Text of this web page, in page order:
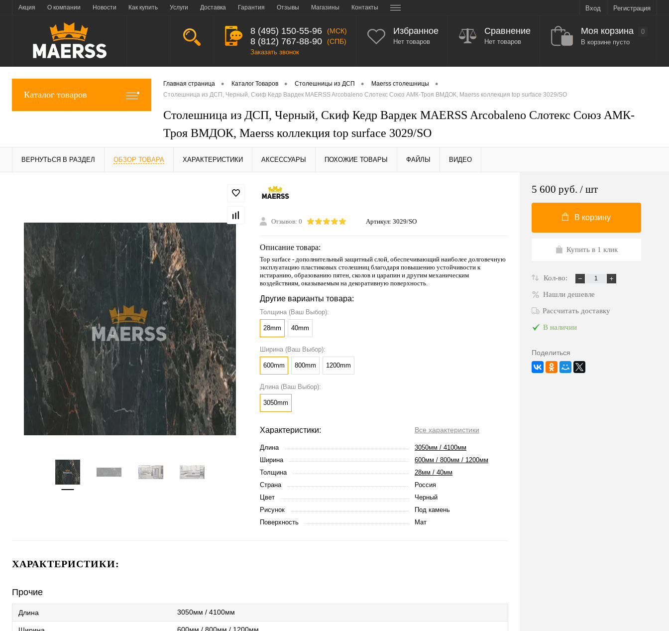
Акция О компании Новости Как купить Услуги Доставка Гарантия Отзывы Магазины Контакты Вход Регистрация
8 (495) 150-55-96 (МСК)
8 (812) 767-88-90 (СПБ)
Заказать звонок
Избранное
Нет товаров
Сравнение
Нет товаров
Моя корзина
0
В корзине пусто
Каталог товаров
Главная страница • Каталог Товаров • Столешницы из ДСП • Maerss столешницы •
Столешница из ДСП, Черный, Скиф Кедр Вардек MAERSS Arcobaleno Слотекс Союз АМК-Троя ВМДОК, Maerss коллекция top surface 3029/SO
Столешница из ДСП, Черный, Скиф Кедр Вардек MAERSS Arcobaleno Слотекс Союз АМК-
Троя ВМДОК, Maerss коллекция top surface 3029/SO
ВЕРНУТЬСЯ В РАЗДЕЛ ОБЗОР ТОВАРА ХАРАКТЕРИСТИКИ АКСЕССУАРЫ ПОХОЖИЕ ТОВАРЫ ФАЙЛЫ ВИДЕО
Отзывов: 0 Артикул: 3029/SO
Описание товара:
Тоp surface - дополнительный защитный слой, обеспечивающий наиболее долговечную
эксплуатацию пластиковых столешниц благодаря повышению устойчивости к
истиранию, образованию пятен, сколов и царапин и другим механическим
воздействиям, оказываемым на декоративную поверхность.
Другие варианты товара:
Толщина (Ваш Выбор):
28mm 40mm
Ширина (Ваш Выбор):
600mm 800mm 1200mm
Длина (Ваш Выбор):
3050mm
Характеристики: Все характеристики
Длина
3050мм / 4100мм
Ширина
600мм / 800мм / 1200мм
Толщина
28мм / 40мм
Страна
Россия
Цвет
Черный
Рисунок
Под камень
Поверхность
Мат
ХАРАКТЕРИСТИКИ:
Прочие
Длина 3050мм / 4100мм
5 600 руб. / шт
В корзину
Купить в 1 клик
Кол-во:
Нашли дешевле
Рассчитать доставку
В наличии
Поделиться